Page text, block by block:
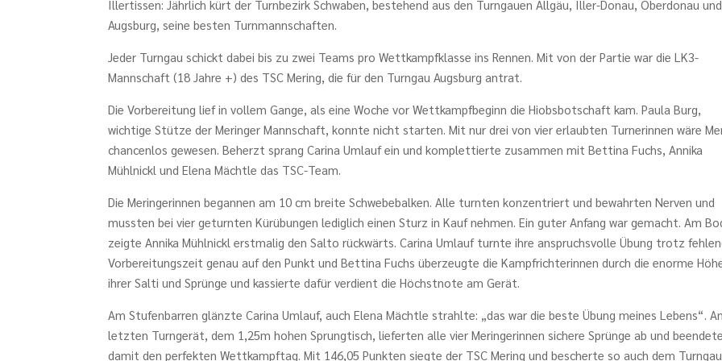
Illertissen: Jährlich kürt der Turnbezirk Schwaben, bestehend aus den Turngauen Allgäu, Iller-Donau, Oberdonau und
Augsburg, seine besten Turnmannschaften.
Jeder Turngau schickt dabei bis zu zwei Teams pro Wettkampfklasse ins Rennen. Mit von der Partie war die LK3-
Mannschaft (18 Jahre +) des TSC Mering, die für den Turngau Augsburg antrat.
Die Vorbereitung lief in vollem Gange, als eine Woche vor Wettkampfbeginn die Hiobsbotschaft kam. Paula Burg,
wichtige Stütze der Meringer Mannschaft, konnte nicht starten. Mit nur drei von vier erlaubten Turnerinnen wäre
chancenlos gewesen. Beherzt sprang Carina Umlauf ein und komplettierte zusammen mit Bettina Fuchs, Annika
Mühlnickl und Elena Mächtle das TSC-Team.
Die Meringerinnen begannen am 10 cm breite Schwebebalken. Alle turnten konzentriert und bewahrten Nerven und
mussten bei vier geturnten Kürübungen lediglich einen Sturz in Kauf nehmen. Ein guter Anfang war gemacht. Am
zeigte Annika Mühlnickl erstmalig den Salto rückwärts. Carina Umlauf turnte ihre anspruchsvolle Übung trotz
Vorbereitungszeit genau auf den Punkt und Bettina Fuchs überzeugte die Kampfrichterinnen durch die enorme
ihrer Salti und Sprünge und kassierte dafür verdient die Höchstnote am Gerät.
Am Stufenbarren glänzte Carina Umlauf, auch Elena Mächtle strahlte: „das war die beste Übung meines Lebens“.
letzten Turngerät, dem 1,25m hohen Sprungtisch, lieferten alle vier Meringerinnen sichere Sprünge ab und
damit den perfekten Wettkampftag. Mit 146,05 Punkten siegte der TSC Mering und bescherte so auch dem Turngau